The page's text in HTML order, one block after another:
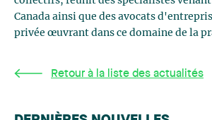
Canada ainsi que des avocats
privée œuvrant dans ce domaine de la
Retour à la liste des actualités